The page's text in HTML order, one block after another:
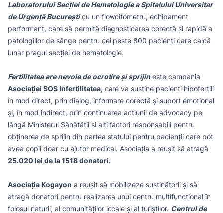
Laboratorului Secției de Hematologie a Spitalului Universitar
de Urgență Bucureșticu un flowcitometru, echipament
performant, care să permită diagnosticarea corectă și rapidă a
patologiilor de sânge pentru cei peste 800 pacienți care calcă
lunar pragul secției de hematologie.
Fertilitatea are nevoie de ocrotire și sprijineste campania
Asociației SOS Infertilitatea, care va susţine pacienţi hipofertili
în mod direct, prin dialog, informare corectă și suport emotional
și, în mod indirect, prin continuarea acțiunii de advocacy pe
lângă Ministerul Sănătății și alți factori responsabili pentru
obținerea de sprijin din partea statului pentru pacienții care pot
avea copii doar cu ajutor medical. Asociația a reușit să atragă
25.020 lei de la 1518 donatori.
Asociația Kogayon a reușit să mobilizeze susținătorii și să
atragă donatori pentru realizarea unui centru multifuncțional în
folosul naturii, al comunităților locale și al turiștilor. Centrul de